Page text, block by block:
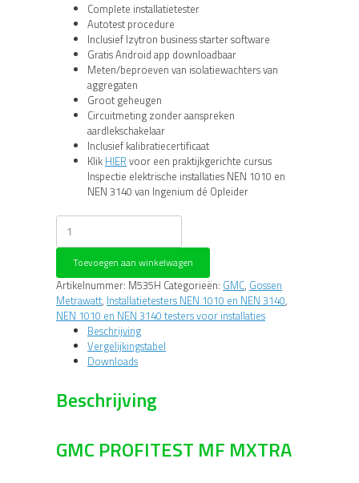
Complete installatietester
Autotest procedure
Inclusief Izytron business starter software
Gratis Android app downloadbaar
Meten/beproeven van isolatiewachters van
aggregaten
Groot geheugen
Circuitmeting zonder aanspreken
aardlekschakelaar
Inclusief kalibratiecertificaat
Klik HIER voor een praktijkgerichte cursus
Inspectie elektrische installaties NEN 1010 en
NEN 3140 van Ingenium dé Opleider
Gossen
Metrawatt
Profitest
MXTRA
-
M535H
aantal
Toevoegen aan winkelwagen
Artikelnummer: M535H Categorieën: GMC, Gossen
Metrawatt, Installatietesters NEN 1010 en NEN 3140,
NEN 1010 en NEN 3140 testers voor installaties
Beschrijving
Vergelijkingstabel
Downloads
Beschrijving
GMC PROFITEST MF MXTRA